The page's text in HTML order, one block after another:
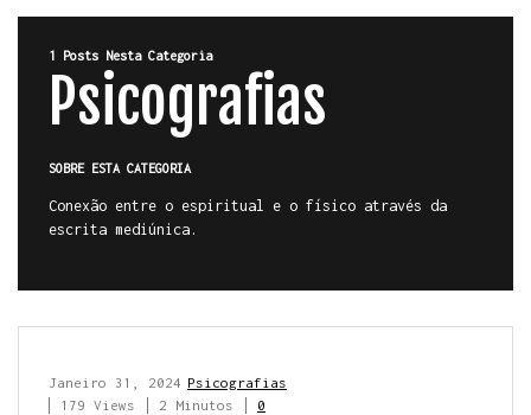
1 Posts Nesta Categoria
Psicografias
SOBRE ESTA CATEGORIA
Conexão entre o espiritual e o físico através da
escrita mediúnica.
Psicografias
Janeiro 31, 2024
179 Views
2 Minutos 0